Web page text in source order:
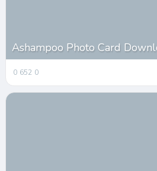
Ashampoo Photo Card
0 652 0